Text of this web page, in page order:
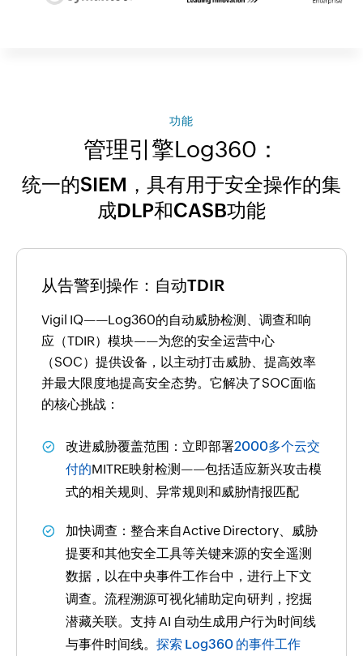
功能
管理引擎Log360：
统一的SIEM，具有用于安全操作的集
成DLP和CASB功能
从告警到操作：自动TDIR
Vigil IQ——Log360的自动威胁检测、调查和响
应（TDIR）模块——为您的安全运营中心
（SOC）提供设备，以主动打击威胁、提高效率
并最大限度地提高安全态势。它解决了SOC面临
的核心挑战：
改进威胁覆盖范围： 立即部署2000多个云交
付的MITRE映射检测——包括适应新兴攻击模
式的相关规则、异常规则和威胁情报匹配
加快调查： 整合来自Active Directory、威胁
提要和其他安全工具等关键来源的安全遥测
数据，以在中央事件工作台中，进行上下文
调查。流程溯源可视化辅助定向研判，挖掘
潜藏关联。支持 AI 自动生成用户行为时间线
与事件时间线。 探索 Log360 的事件工作